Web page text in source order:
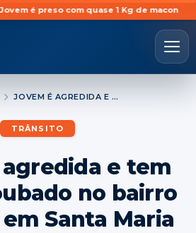
com quase 1 Kg de maconha
JOVEM É AGREDIDA E TEM CELULAR ROUBADO NO BAIRRO CAROLINA, EM SANTA MARIA
TRÂNSITO
e tem
no bairro
Santa Maria